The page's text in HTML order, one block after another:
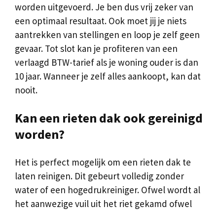
worden uitgevoerd. Je ben dus vrij zeker van
een optimaal resultaat. Ook moet jij je niets
aantrekken van stellingen en loop je zelf geen
gevaar. Tot slot kan je profiteren van een
verlaagd BTW-tarief als je woning ouder is dan
10 jaar. Wanneer je zelf alles aankoopt, kan dat
nooit.
Kan een rieten dak ook gereinigd
worden?
Het is perfect mogelijk om een rieten dak te
laten reinigen. Dit gebeurt volledig zonder
water of een hogedrukreiniger. Ofwel wordt al
het aanwezige vuil uit het riet gekamd ofwel